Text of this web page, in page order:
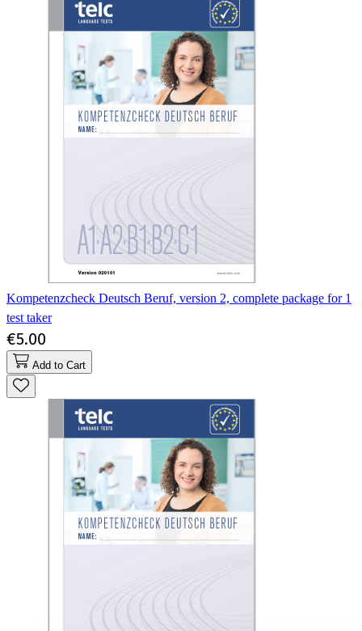
Kompetenzcheck Deutsch Beruf, version 2, complete package for 1
test taker
€5.00
Add to Cart